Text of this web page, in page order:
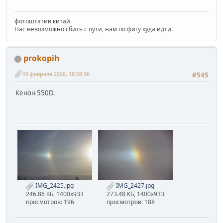
фотоштатив китай
Нас невозможно сбить с пути, нам по фигу куда идти.
prokopih
#545
09 февраля 2026, 18:38:06
Кенон 550D.
IMG_2425.jpg
246.86 КБ, 1400x933
просмотров: 196
IMG_2427.jpg
273.48 КБ, 1400x933
просмотров: 188